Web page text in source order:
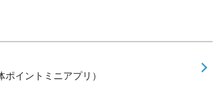
イントミニアプリ）